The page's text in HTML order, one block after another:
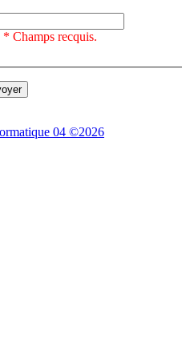
* Champs recquis.
04 ©2026